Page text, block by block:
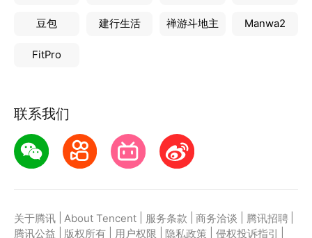
豆包 建行生活 禅游斗地主 Manwa2
FitPro
联系我们
关于腾讯 About Tencent 服务条款 商务洽谈 腾讯招聘
腾讯公益
版权所有 用户权限 隐私政策 侵权投诉指引